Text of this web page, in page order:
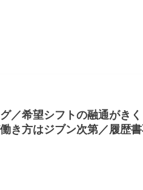
／希望シフトの融通がき
き方はジブン次第／履歴